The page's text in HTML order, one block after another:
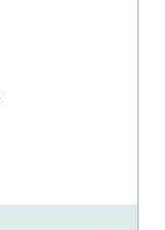
練された仕上がり
」と思える一枚に